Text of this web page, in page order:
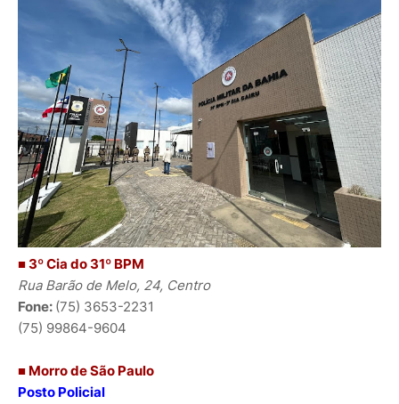
■ 3º Cia do 31º BPM
Rua Barão de Melo, 24, Centro
Fone: (75) 3653-2231
(75) 99864-9604
■ Morro de São Paulo
Posto Policial